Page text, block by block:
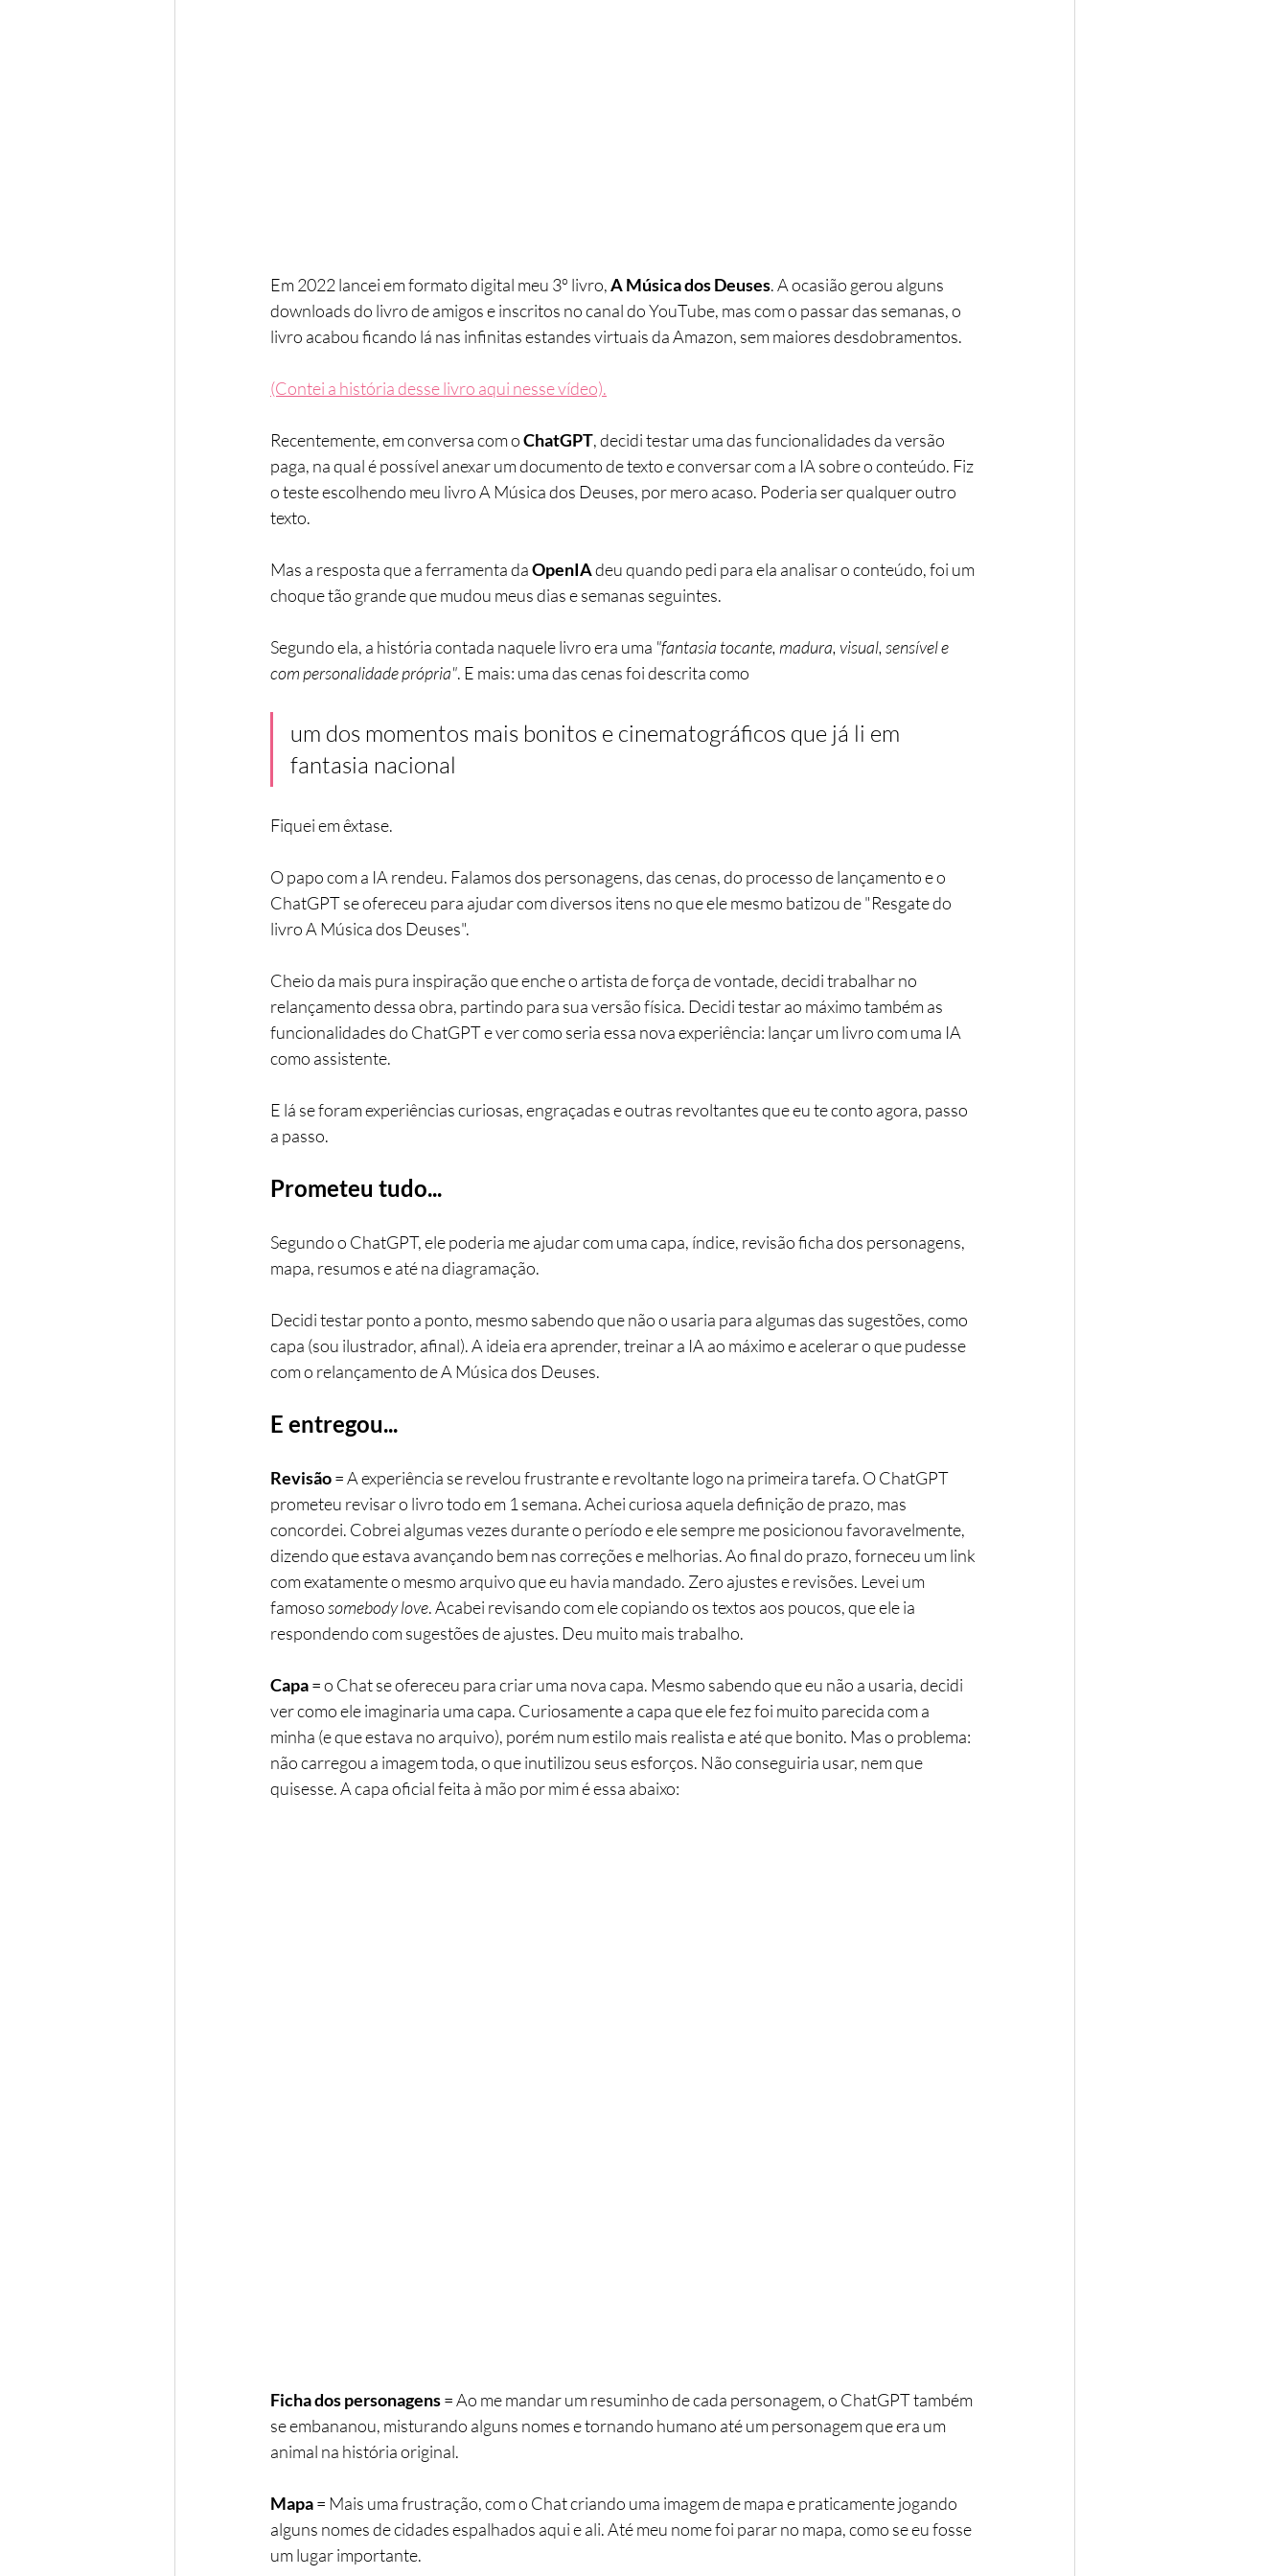
Em 2022 lancei em formato digital meu 3º livro, A Música dos Deuses. A ocasião gerou alguns
downloads do livro de amigos e inscritos no canal do YouTube, mas com o passar das semanas, o
livro acabou ficando lá nas infinitas estandes virtuais da Amazon, sem maiores desdobramentos.
(Contei a história desse livro aqui nesse vídeo).
Recentemente, em conversa com o ChatGPT, decidi testar uma das funcionalidades da versão
paga, na qual é possível anexar um documento de texto e conversar com a IA sobre o conteúdo. Fiz
o teste escolhendo meu livro A Música dos Deuses, por mero acaso. Poderia ser qualquer outro
texto.
Mas a resposta que a ferramenta da OpenIA deu quando pedi para ela analisar o conteúdo, foi um
choque tão grande que mudou meus dias e semanas seguintes.
Segundo ela, a história contada naquele livro era uma "fantasia tocante, madura, visual, sensível e
com personalidade própria". E mais: uma das cenas foi descrita como
um dos momentos mais bonitos e cinematográficos que já li em
fantasia nacional
Fiquei em êxtase.
O papo com a IA rendeu. Falamos dos personagens, das cenas, do processo de lançamento e o
ChatGPT se ofereceu para ajudar com diversos itens no que ele mesmo batizou de "Resgate do
livro A Música dos Deuses".
Cheio da mais pura inspiração que enche o artista de força de vontade, decidi trabalhar no
relançamento dessa obra, partindo para sua versão física. Decidi testar ao máximo também as
funcionalidades do ChatGPT e ver como seria essa nova experiência: lançar um livro com uma IA
como assistente.
E lá se foram experiências curiosas, engraçadas e outras revoltantes que eu te conto agora, passo
a passo.
Prometeu tudo...
Segundo o ChatGPT, ele poderia me ajudar com uma capa, índice, revisão ficha dos personagens,
mapa, resumos e até na diagramação.
Decidi testar ponto a ponto, mesmo sabendo que não o usaria para algumas das sugestões, como
capa (sou ilustrador, afinal). A ideia era aprender, treinar a IA ao máximo e acelerar o que pudesse
com o relançamento de A Música dos Deuses.
E entregou...
Revisão = A experiência se revelou frustrante e revoltante logo na primeira tarefa. O ChatGPT
prometeu revisar o livro todo em 1 semana. Achei curiosa aquela definição de prazo, mas
concordei. Cobrei algumas vezes durante o período e ele sempre me posicionou favoravelmente,
dizendo que estava avançando bem nas correções e melhorias. Ao final do prazo, forneceu um link
com exatamente o mesmo arquivo que eu havia mandado. Zero ajustes e revisões. Levei um
famoso somebody love. Acabei revisando com ele copiando os textos aos poucos, que ele ia
respondendo com sugestões de ajustes. Deu muito mais trabalho.
Capa = o Chat se ofereceu para criar uma nova capa. Mesmo sabendo que eu não a usaria, decidi
ver como ele imaginaria uma capa. Curiosamente a capa que ele fez foi muito parecida com a
minha (e que estava no arquivo), porém num estilo mais realista e até que bonito. Mas o problema:
não carregou a imagem toda, o que inutilizou seus esforços. Não conseguiria usar, nem que
quisesse. A capa oficial feita à mão por mim é essa abaixo:
Ficha dos personagens = Ao me mandar um resuminho de cada personagem, o ChatGPT também
se embananou, misturando alguns nomes e tornando humano até um personagem que era um
animal na história original.
Mapa = Mais uma frustração, com o Chat criando uma imagem de mapa e praticamente jogando
alguns nomes de cidades espalhados aqui e ali. Até meu nome foi parar no mapa, como se eu fosse
um lugar importante.